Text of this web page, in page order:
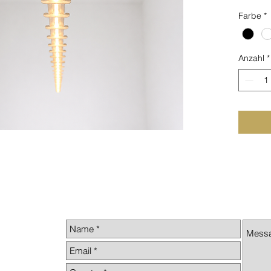
-
-
1.380
-
-
-
zu 3
Farbe *
Anzahl *